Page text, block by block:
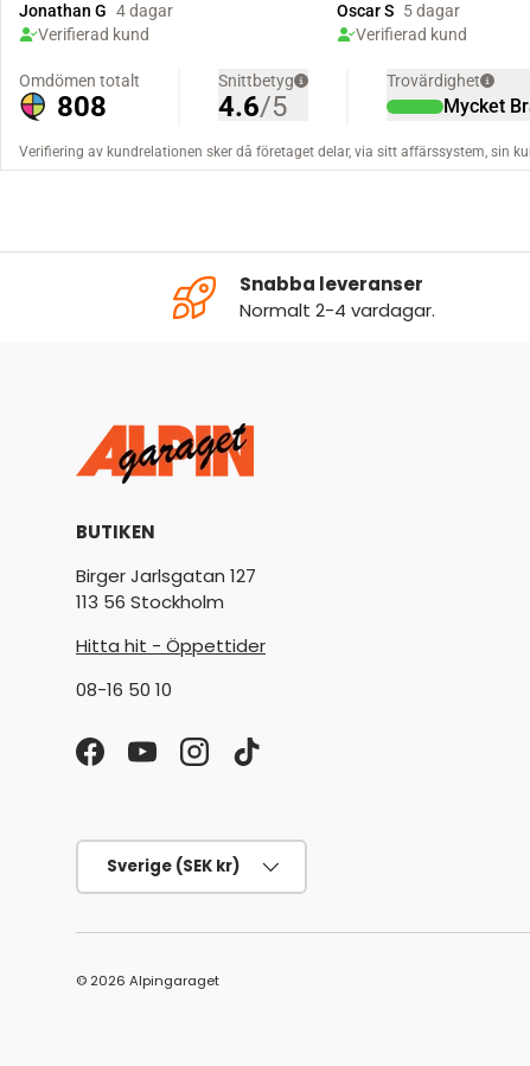
Snabba leveranser
Normalt 2-4 vardagar.
BUTIKEN
Birger Jarlsgatan 127
113 56 Stockholm
Hitta hit - Öppettider
08-16 50 10
FacebookYouTubeInstagram
TikTok
Land/Region
Sverige (SEK kr)
© 2026 Alpingaraget